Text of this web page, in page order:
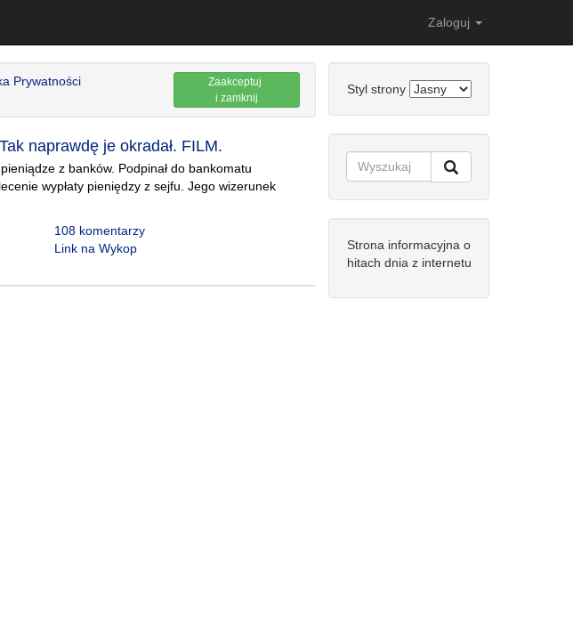
Zaloguj
Prywatności
Zaakceptuj
i zamknij
naprawdę je okradał. FILM.
z banków. Podpinał do bankomatu
wypłaty pieniędzy z sejfu. Jego wizerunek
108 komentarzy
Link na Wykop
Styl strony
Strona informacyjna o
hitach dnia z internetu